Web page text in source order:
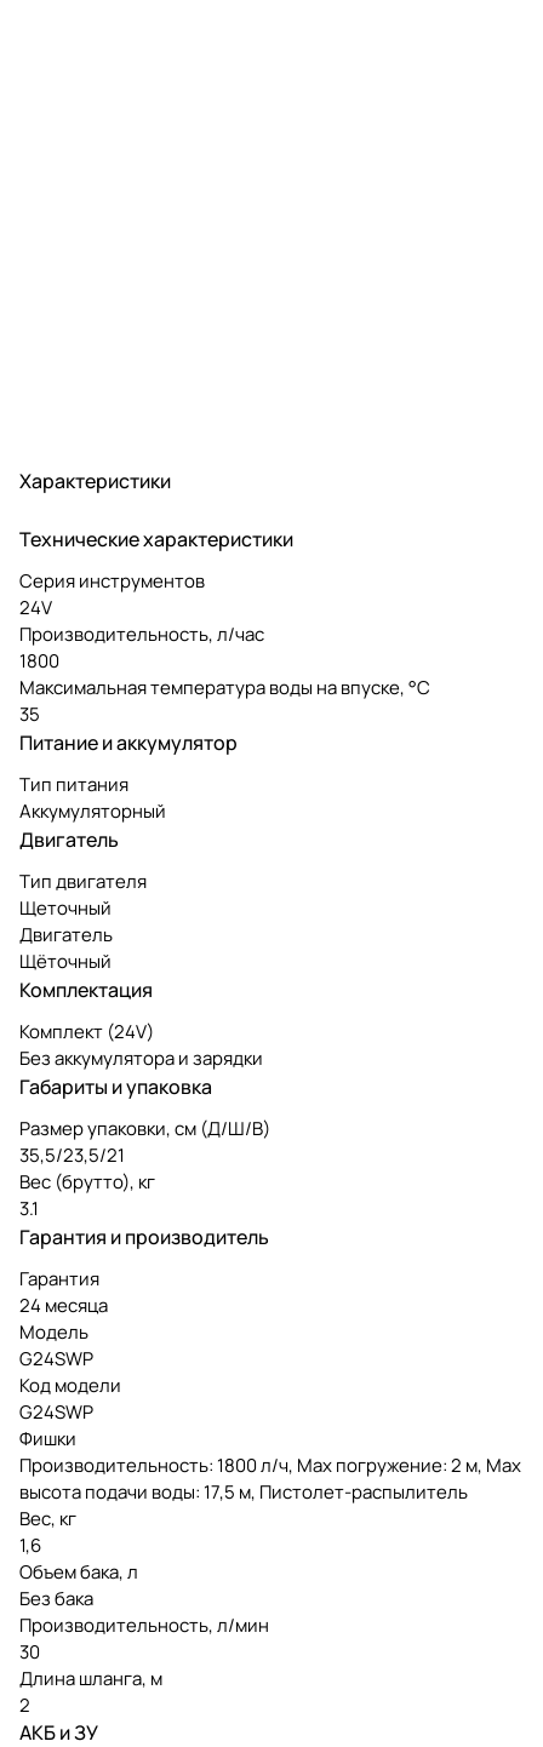
Характеристики
Технические характеристики
Серия инструментов
24V
Производительность, л/час
1800
Максимальная температура воды на впуске, °C
35
Питание и аккумулятор
Тип питания
Аккумуляторный
Двигатель
Тип двигателя
Щеточный
Двигатель
Щёточный
Комплектация
Комплект (24V)
Без аккумулятора и зарядки
Габариты и упаковка
Размер упаковки, см (Д/Ш/В)
35,5/23,5/21
Вес (брутто), кг
3.1
Гарантия и производитель
Гарантия
24 месяца
Модель
G24SWP
Код модели
G24SWP
Фишки
Производительность: 1800 л/ч, Мах погружение: 2 м, Мах
высота подачи воды: 17,5 м, Пистолет-распылитель
Вес, кг
1,6
Объем бака, л
Без бака
Производительность, л/мин
30
Длина шланга, м
2
АКБ и ЗУ